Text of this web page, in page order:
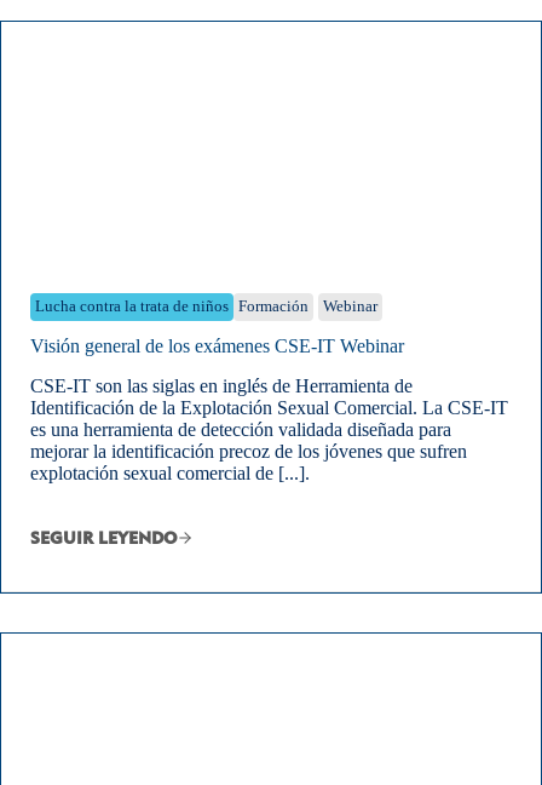
Lucha contra la trata de niños Formación Webinar
Visión general de los exámenes CSE-IT Webinar
CSE-IT son las siglas en inglés de Herramienta de
Identificación de la Explotación Sexual Comercial. La CSE-IT
es una herramienta de detección validada diseñada para
mejorar la identificación precoz de los jóvenes que sufren
explotación sexual comercial de [...].
SEGUIR LEYENDO